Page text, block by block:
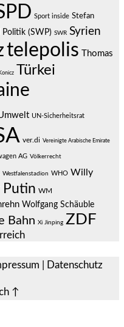
Sport inside Stefan
(SWP) SWR Syrien
telepolis
Thomas
Türkei
UN-Sicherheitsrat
ver.di Vereinigte Arabische Emirate
AG Völkerrecht
Westfalenstadion WHO Willy
WM
Wolfgang Schäuble
Bahn Xi Jinping ZDF
Datenschutz
↑